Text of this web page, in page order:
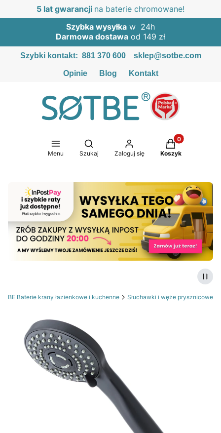
5 lat gwarancji na baterie chromowane!
Szybka wysyłka w 24h
Darmowa dostawa od 149 zł
Szybki kontakt: 881 370 600 sklep@sotbe.com
Opinie Blog Kontakt
Menu
Otwórz wyszukiwarkę
Szukaj Zaloguj się
Produkty w
Koszyk
Baterie krany łazienkowe i kuchenne Słuchawki i węże prysznicowe